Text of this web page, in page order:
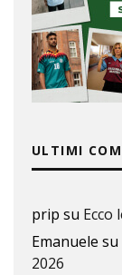
ULTIMI
prip su Ecco
Emanuele su
2026